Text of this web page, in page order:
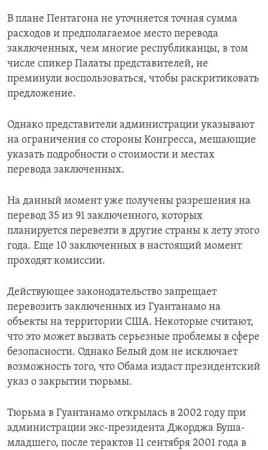
В плане Пентагона не уточняется точная сумма
расходов и предполагаемое место перевода
заключенных, чем многие республиканцы, в том
числе спикер Палаты представителей, не
преминули воспользоваться, чтобы раскритиковать
предложение.
Однако представители администрации указывают
на ограничения со стороны Конгресса, мешающие
указать подробности о стоимости и местах
перевода заключенных.
На данный момент уже получены разрешения на
перевод 35 из 91 заключенного, которых
планируется перевезти в другие страны к лету этого
года. Еще 10 заключенных в настоящий момент
проходят комиссии.
Действующее законодательство запрещает
перевозить заключенных из Гуантанамо на
объекты на территории США. Некоторые считают,
что это может вызвать серьезные проблемы в сфере
безопасности. Однако Белый дом не исключает
возможность того, что Обама издаст президентский
указ о закрытии тюрьмы.
Тюрьма в Гуантанамо открылась в 2002 году при
администрации экс-президента Джорджа Буша-
младшего, после терактов 11 сентября 2001 года в